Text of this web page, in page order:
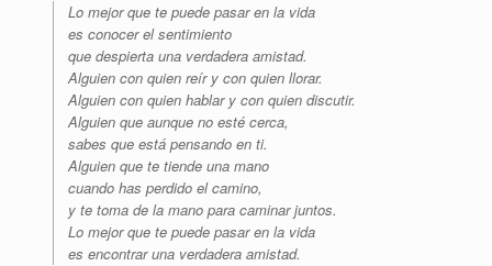
Lo mejor que te puede pasar en la vida
es conocer el sentimiento
que despierta una verdadera amistad.
Alguien con quien reír y con quien llorar.
Alguien con quien hablar y con quien discutir.
Alguien que aunque no esté cerca,
sabes que está pensando en ti.
Alguien que te tiende una mano
cuando has perdido el camino,
y te toma de la mano para caminar juntos.
Lo mejor que te puede pasar en la vida
es encontrar una verdadera amistad.